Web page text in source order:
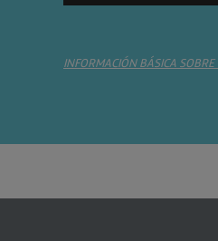
INFORMACIÓN BÁSICA